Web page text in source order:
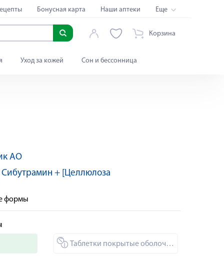
Бонусная карта Наши аптеки Еще
Корзина
Уход за кожей Сон и бессонница
АО
Сибутрамин + [Целлюлоза
формы
Таблетки покрытые оболочкой